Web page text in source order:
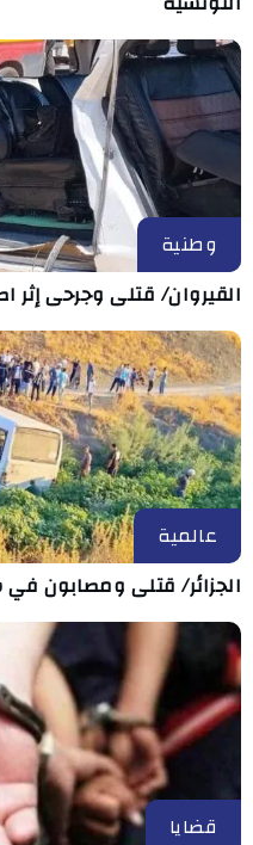
وطنية
القيروان/ قتلى وجرحى إثر
عالمية
الجزائر/ قتلى ومصابون
قضايا